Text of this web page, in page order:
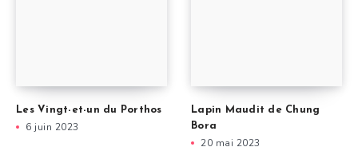
Les Vingt-et-un du Porthos
6 juin 2023
Lapin Maudit de Chung
Bora
20 mai 2023